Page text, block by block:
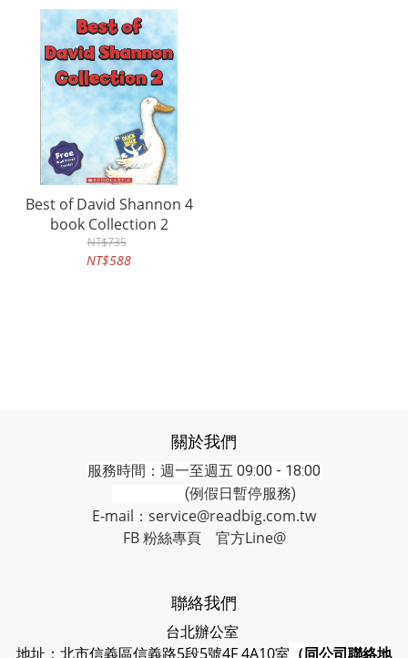
Best of David Shannon 4
book Collection 2
NT$735
NT$588
關於我們
服務時間：週一至週五 09:00 - 18:00
(例假日暫停服務)
E-mail：service@readbig.com.tw
FB 粉絲專頁
官方Line@
聯絡我們
台北辦公室
地址：北市信義區信義路5段5號4F 4A10室 （同公司聯絡地